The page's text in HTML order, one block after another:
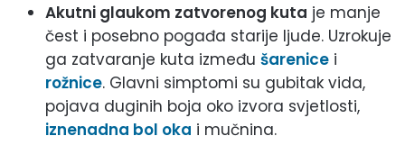
Akutni glaukom zatvorenog kuta je manje
čest i posebno pogađa starije ljude. Uzrokuje
ga zatvaranje kuta između šarenice i
rožnice. Glavni simptomi su gubitak vida,
pojava duginih boja oko izvora svjetlosti,
iznenadna bol oka i mučnina.